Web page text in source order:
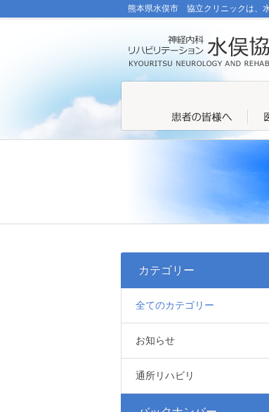
熊本県水俣市 協立クリニックは、
カテゴリー
全てのカテゴリー
お知らせ
通所リハビリ